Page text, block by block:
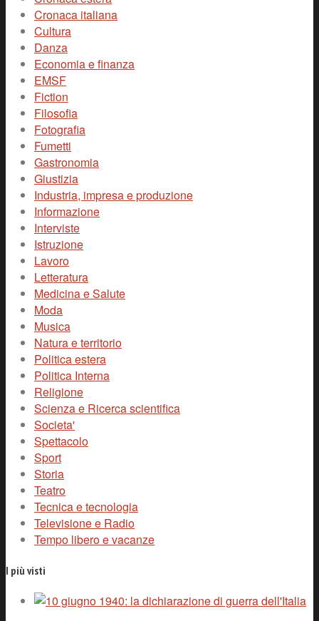
Cronaca italiana
Cultura
Danza
Economia e finanza
EMSF
Fiction
Filosofia
Fotografia
Fumetti
Gastronomia
Giustizia
Industria, impresa e produzione
Informazione
Interviste
Istruzione
Lavoro
Letteratura
Medicina e Salute
Moda
Musica
Natura e territorio
Politica estera
Politica Interna
Religione
Scienza e Ricerca scientifica
Societa'
Spettacolo
Sport
Storia
Teatro
Tecnica e tecnologia
Televisione e Radio
Tempo libero e vacanze
I più visti